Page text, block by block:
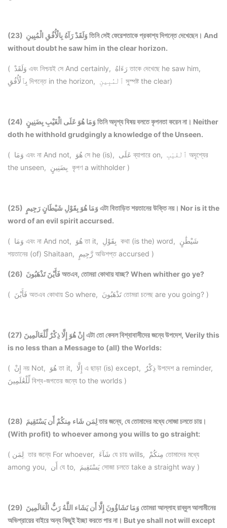
(23) وَلَقَدْ رَآهُ بِالْأُفُقِ الْمُبِينِ তিনি সেই ফেরেশতাকে প্রকাশ্য দিগন্তে দেখেছেন। And
without doubt he saw him in the clear horizon.
( وَلَقَدْ এবং নিশ্চয়ই সে And certainly, رَءَاهُ তাকে দেখেছে he saw him,
بِٱلْأُفُقِ দিগন্তে in the horizon, ٱلْمُبِينِ সুস্পষ্ট the clear)
(24) وَمَا هُوَ عَلَى الْغَيْبِ بِضَنِينٍ তিনি অদৃশ্য বিষয় বলতে কৃপনতা করেন না। Neither
doth he withhold grudgingly a knowledge of the Unseen.
( وَمَا এবং না And not, هُوَ সে he (is), عَلَى ব্যাপারে on, ٱلْغَيْبِ অদৃশ্যের
the unseen, بِضَنِينٍ কৃপণ a withholder )
(25) وَمَا هُوَ بِقَوْلِ شَيْطَانٍ رَجِيمٍ এটা বিতাড়িত শয়তানের উক্তি নয়। Nor is it the
word of an evil spirit accursed.
( وَمَا এবং না And not, هُوَ তা it, بِقَوْلِ কথা (is the) word, شَيْطَٰنٍ
শয়তানের (of) Shaitaan, رَّجِيمٍ অভিশপ্ত accursed )
(26) فَأَيْنَ تَذْهَبُونَ অতএব, তোমরা কোথায় যাচ্ছ? When whither go ye?
( فَأَيْنَ অতএব কোথায় So where, تَذْهَبُونَ তোমরা চলেছ are you going? )
(27) إِنْ هُوَ إِلَّا ذِكْرٌ لِّلْعَالَمِينَ এটা তো কেবল বিশ্বাবাসীদের জন্যে উপদেশ, Verily this
is no less than a Message to (all) the Worlds:
( إِنْ নয় Not, هُوَ তা it, إِلَّا এ ছাড়া (is) except, ذِكْرٌ উপদেশ a reminder,
لِّلْعَٰلَمِينَ বিশ্ব-জগতের জন্যে to the worlds )
(28) لِمَن شَاء مِنكُمْ أَن يَسْتَقِيمَ তার জন্যে, যে তোমাদের মধ্যে সোজা চলতে চায়।
(With profit) to whoever among you wills to go straight:
( لِمَن তার জন্যে For whoever, شَآءَ যে চায় wills, مِنكُمْ তোমাদের মধ্যে
among you, أَن যে to, يَسْتَقِيمَ সোজা চলতে take a straight way )
(29) وَمَا تَشَاؤُونَ إِلَّا أَن يَشَاء اللَّهُ رَبُّ الْعَالَمِينَ তোমরা আল্লাহ রাব্বুল আলামীনের
অভিপ্রায়ের বাইরে অন্য কিছুই ইচ্ছা করতে পার না। But ye shall not will except